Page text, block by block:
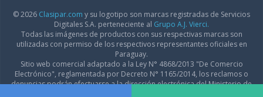
© 2026 Clasipar.com y su logotipo son marcas registradas de Servicios
Digitales S.A. perteneciente al Grupo A.J. Vierci.
Todas las imágenes de productos con sus respectivas marcas son
utilizadas con permiso de los respectivos representantes oficiales en
Paraguay.
Sitio web comercial adaptado a la Ley N° 4868/2013 "De Comercio
Electrónico", reglamentada por Decreto N° 1165/2014, los reclamos o
denuncias podrán efectuarse a la dirección electrónica del Ministerio de